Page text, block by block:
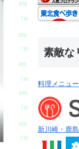
素敵な
料理メニュ
新川崎・鹿